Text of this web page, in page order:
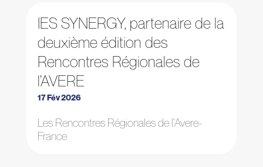
IES SYNERGY, partenaire de la
deuxième édition des
Rencontres Régionales de
l’AVERE
17 Fév 2026
Les Rencontres Régionales de l’Avere-
France